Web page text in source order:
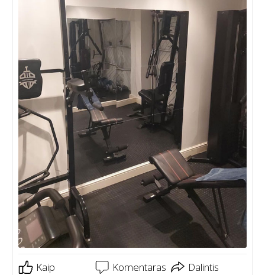
Kaip Komentaras Dalintis